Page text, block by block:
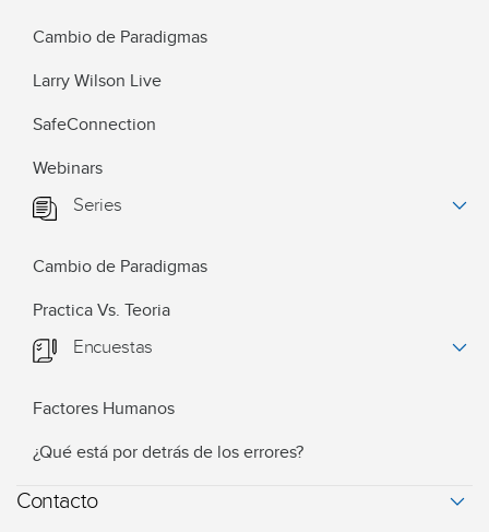
Cambio de Paradigmas
Larry Wilson Live
SafeConnection
Webinars
Series
Cambio de Paradigmas
Practica Vs. Teoria
Encuestas
Factores Humanos
¿Qué está por detrás de los errores?
Contacto